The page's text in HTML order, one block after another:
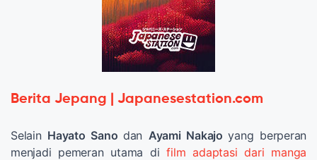
Berita Jepang | Japanesestation.com
Selain Hayato Sano dan Ayami Nakajoyang berperan
menjadi pemeran utama difilm adaptasi dari manga